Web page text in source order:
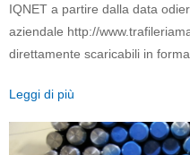
IQNET a partire dalla data
aziendale http://
direttamente scaricabili in
Leggi di più